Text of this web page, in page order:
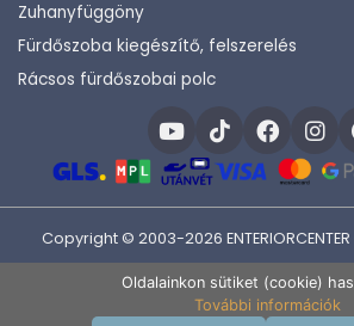
Zuhanyfüggöny
Fürdőszoba kiegészítő, felszerelés
Rácsos fürdőszobai polc
Copyright © 2003-2026
Oldalainkon sütiket (cookie)
További információk